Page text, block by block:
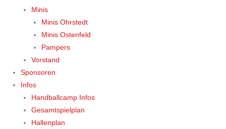
Minis
Minis Ohrstedt
Minis Ostenfeld
Pampers
Vorstand
Sponsoren
Infos
Handballcamp Infos
Gesamtspielplan
Hallenplan